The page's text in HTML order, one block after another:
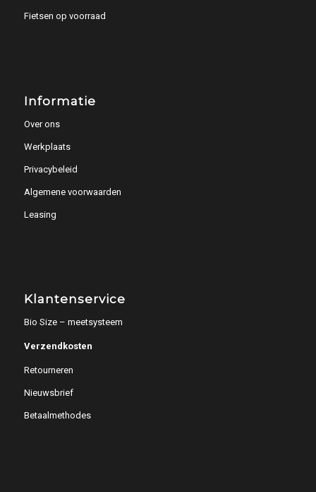
Fietsen op voorraad
Informatie
Over ons
Werkplaats
Privacybeleid
Algemene voorwaarden
Leasing
Klantenservice
Bio Size – meetsysteem
Verzendkosten
Retourneren
Nieuwsbrief
Betaalmethodes